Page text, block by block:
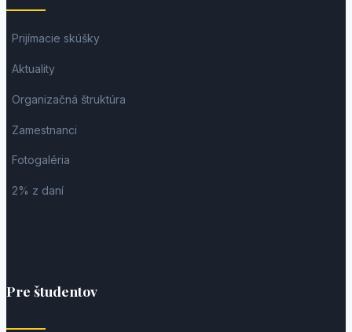
Prijímacie skúšky
Aktuality
Organizačná štruktúra
Zamestnanci
Fotogaléria
2% z daní
Pre študentov